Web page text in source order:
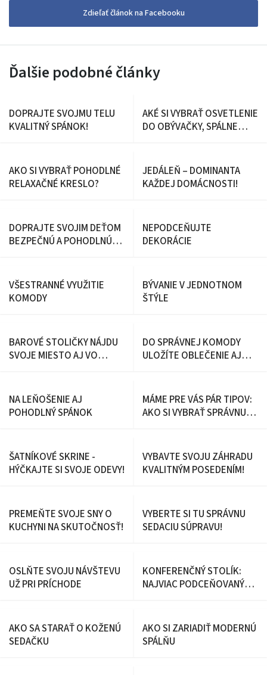
Zdieľať článok na Facebooku
Ďalšie podobné články
DOPRAJTE SVOJMU TELU
KVALITNÝ SPÁNOK!
AKÉ SI VYBRAŤ OSVETLENIE
DO OBÝVAČKY, SPÁLNE
AKO SI VYBRAŤ POHODLNÉ
RELAXAČNÉ KRESLO?
JEDÁLEŇ – DOMINANTA
KAŽDEJ DOMÁCNOSTI!
DOPRAJTE SVOJIM DEŤOM
BEZPEČNÚ A POHODLNÚ
NEPODCEŇUJTE
DEKORÁCIE
VŠESTRANNÉ VYUŽITIE
KOMODY
BÝVANIE V JEDNOTNOM
ŠTÝLE
BAROVÉ STOLIČKY NÁJDU
SVOJE MIESTO AJ VO
DO SPRÁVNEJ KOMODY
ULOŽÍTE OBLEČENIE AJ
NA LEŇOŠENIE AJ
POHODLNÝ SPÁNOK
MÁME PRE VÁS PÁR TIPOV:
AKO SI VYBRAŤ SPRÁVNU
ŠATNÍKOVÉ SKRINE -
HÝČKAJTE SI SVOJE ODEVY!
VYBAVTE SVOJU ZÁHRADU
KVALITNÝM POSEDENÍM!
PREMEŇTE SVOJE SNY O
KUCHYNI NA SKUTOČNOSŤ!
VYBERTE SI TU SPRÁVNU
SEDACIU SÚPRAVU!
OSLŇTE SVOJU NÁVŠTEVU
UŽ PRI PRÍCHODE
KONFERENČNÝ STOLÍK:
NAJVIAC PODCEŇOVANÝ
AKO SA STARAŤ O KOŽENÚ
SEDAČKU
AKO SI ZARIADIŤ MODERNÚ
SPÁLŇU